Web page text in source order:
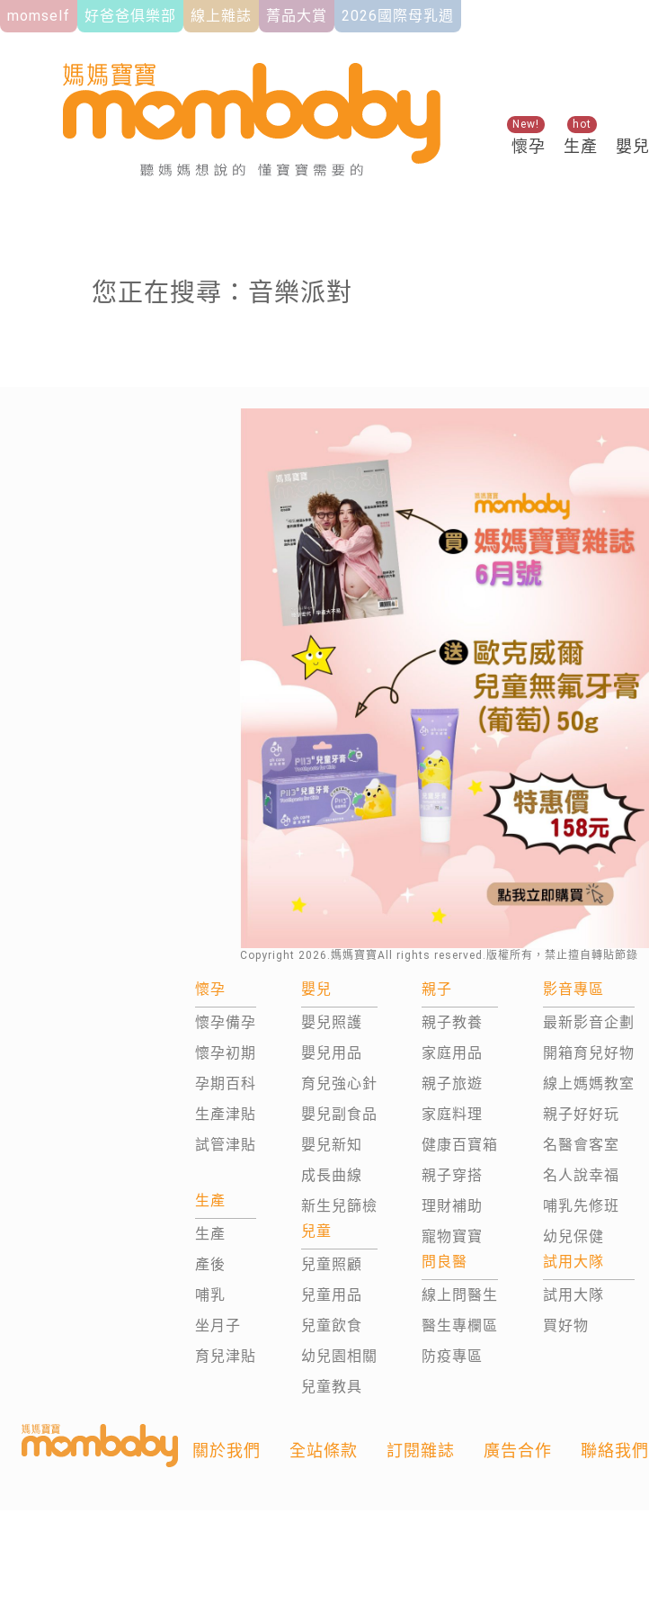
momself 好爸爸俱樂部 線上雜誌 菁品大賞 2026國際母乳週
懷孕
New!
生產
hot
嬰兒
關鍵熱搜
您正在搜尋：音樂派對
Copyright 2026 .媽媽寶寶All rights reserved.版權所有，禁止擅自轉貼節錄
懷孕
懷孕備孕
懷孕初期
孕期百科
生產津貼
試管津貼
生產
生產
產後
哺乳
坐月子
育兒津貼
嬰兒
嬰兒照護
嬰兒用品
育兒強心針
嬰兒副食品
嬰兒新知
成長曲線
新生兒篩檢
兒童
兒童照顧
兒童用品
兒童飲食
幼兒園相關
兒童教具
親子
親子教養
家庭用品
親子旅遊
家庭料理
健康百寶箱
親子穿搭
理財補助
寵物寶寶
問良醫
線上問醫生
醫生專欄區
防疫專區
影音專區
最新影音企劃
開箱育兒好物
線上媽媽教室
親子好好玩
名醫會客室
名人說幸福
哺乳先修班
幼兒保健
試用大隊
試用大隊
買好物
關於我們 全站條款 訂閱雜誌 廣告合作 聯絡我們